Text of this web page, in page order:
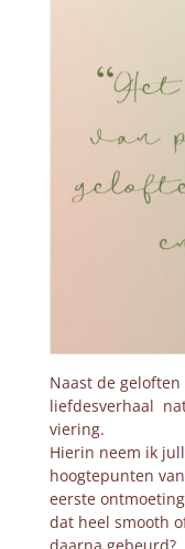
Naast de
liefdesverhaal
viering.
Hierin neem ik
hoogtepunten
eerste
dat heel smooth